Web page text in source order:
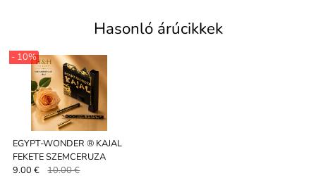
Hasonló árúcikkek
EGYPT-WONDER ® KAJAL
FEKETE SZEMCERUZA
- 10%
9.00 € 10.00 €